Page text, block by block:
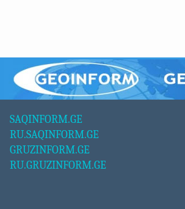
SAQINFORM.GE
RU.SAQINFORM.GE
GRUZINFORM.GE
RU.GRUZINFORM.GE